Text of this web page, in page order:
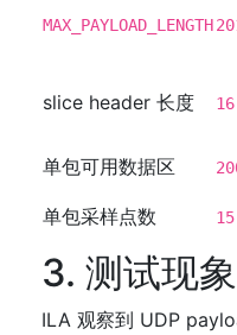
MAX_PAYLOAD_LENGTH
slice header 长度
单包可用数据区
单包采样点数 15
3. 测试现象
ILA 观察到 UDP